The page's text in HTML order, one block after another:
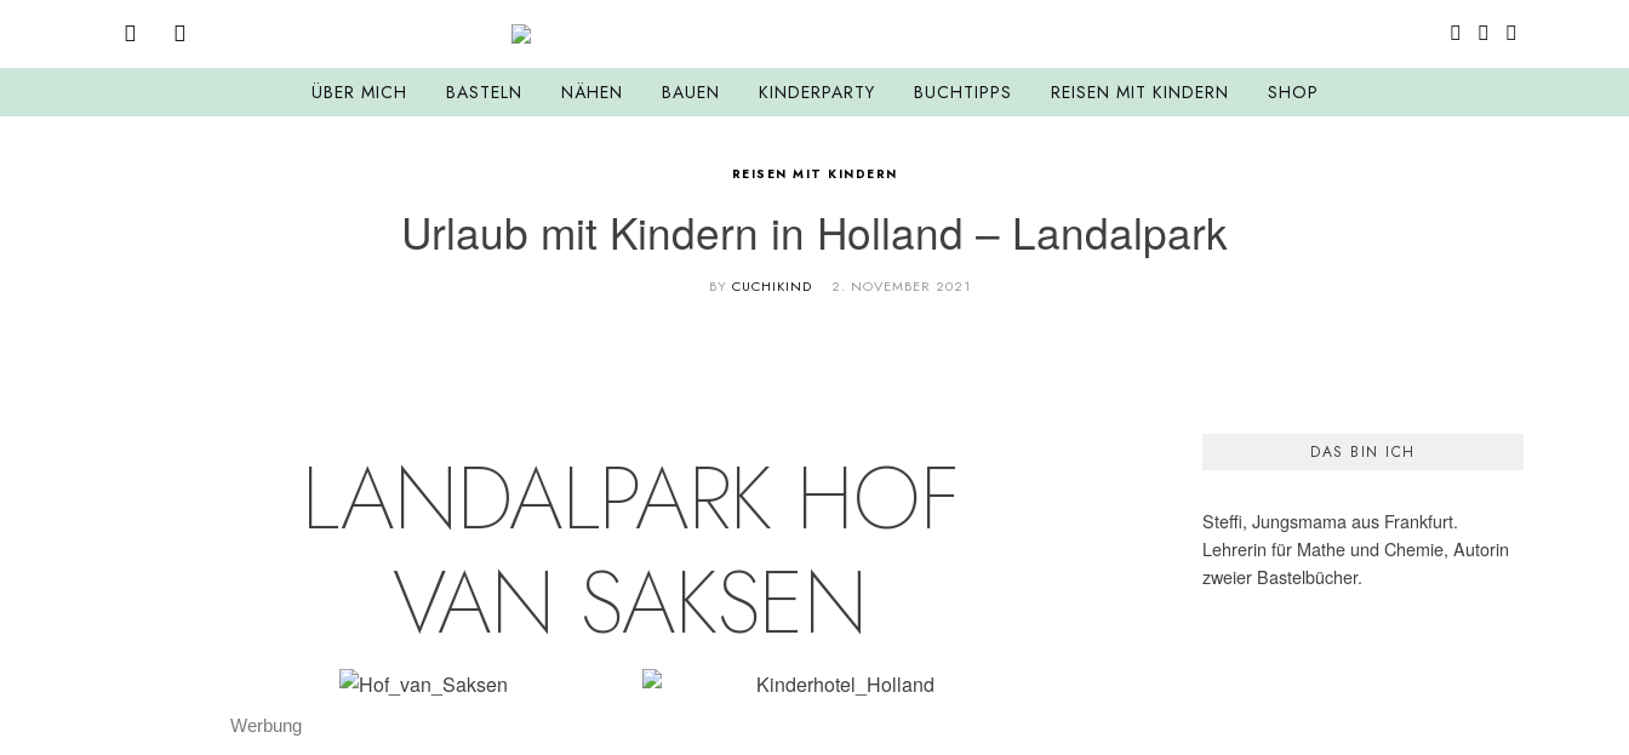
ÜBER MICH BASTELN NÄHEN BAUEN KINDERPARTY BUCHTIPPS REISEN MIT KINDERN SHOP
REISEN MIT KINDERN
Urlaub mit Kindern in Holland – Landalpark
BY CUCHIKIND 2. NOVEMBER 2021
LANDALPARK HOF
VAN SAKSEN
Werbung
DAS BIN ICH
Steffi, Jungsmama aus Frankfurt.
Lehrerin für Mathe und Chemie, Autorin
zweier Bastelbücher.